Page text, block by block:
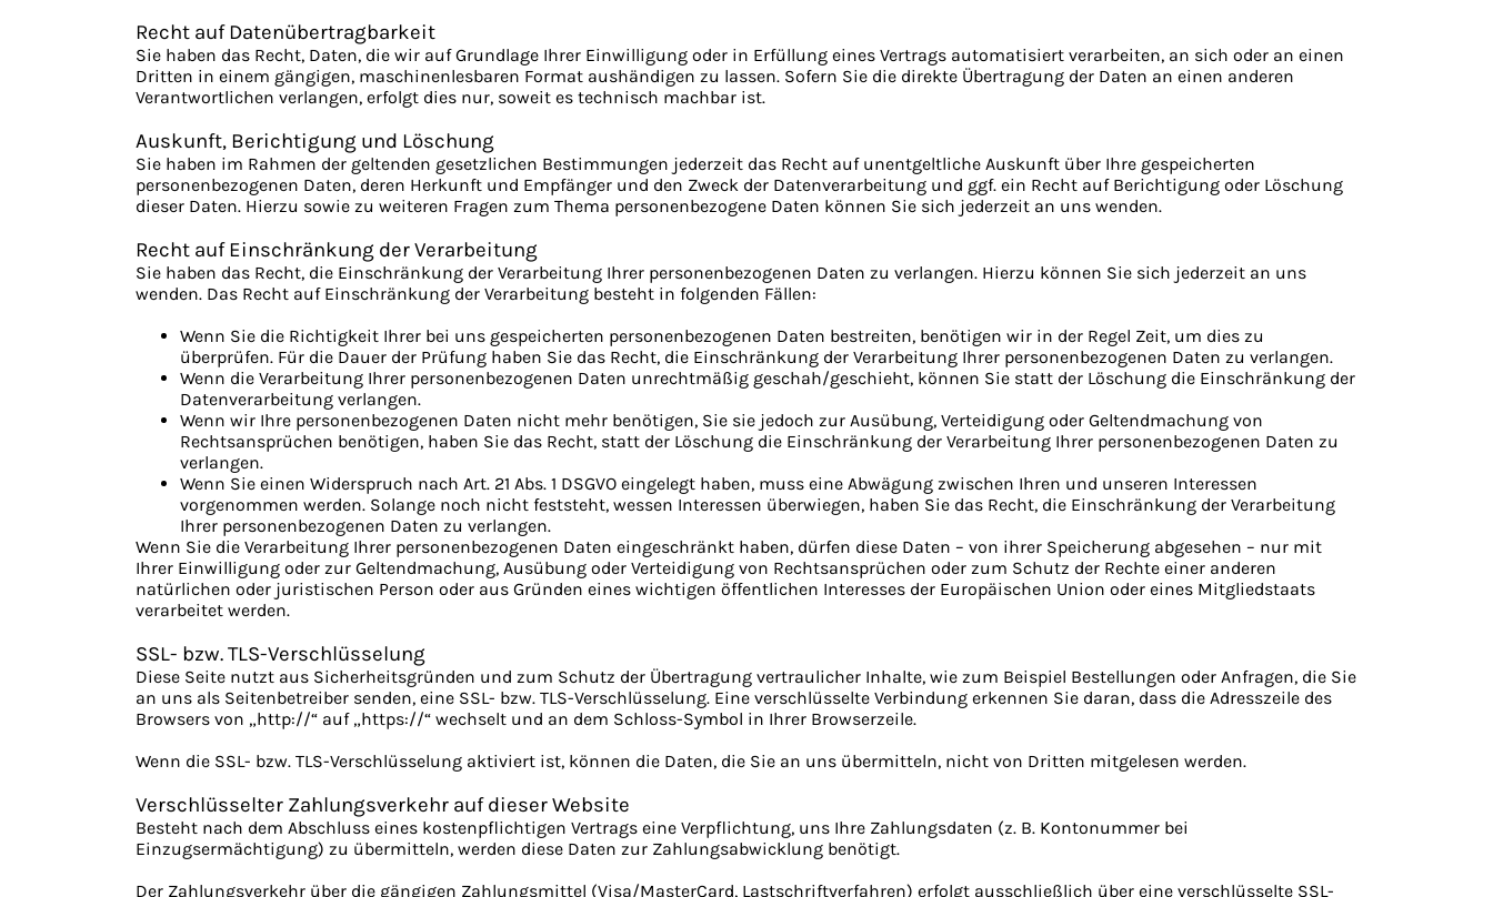
Recht auf Daten­übertrag­barkeit
Sie haben das Recht, Daten, die wir auf Grundlage Ihrer Einwilligung oder in Erfüllung eines Vertrags automatisiert verarbeiten, an sich oder an einen
Dritten in einem gängigen, maschinenlesbaren Format aushändigen zu lassen. Sofern Sie die direkte Übertragung der Daten an einen anderen
Verantwortlichen verlangen, erfolgt dies nur, soweit es technisch machbar ist.
Auskunft, Berichtigung und Löschung
Sie haben im Rahmen der geltenden gesetzlichen Bestimmungen jederzeit das Recht auf unentgeltliche Auskunft über Ihre gespeicherten
personenbezogenen Daten, deren Herkunft und Empfänger und den Zweck der Datenverarbeitung und ggf. ein Recht auf Berichtigung oder Löschung
dieser Daten. Hierzu sowie zu weiteren Fragen zum Thema personenbezogene Daten können Sie sich jederzeit an uns wenden.
Recht auf Einschränkung der Verarbeitung
Sie haben das Recht, die Einschränkung der Verarbeitung Ihrer personenbezogenen Daten zu verlangen. Hierzu können Sie sich jederzeit an uns
wenden. Das Recht auf Einschränkung der Verarbeitung besteht in folgenden Fällen:
Wenn Sie die Richtigkeit Ihrer bei uns gespeicherten personenbezogenen Daten bestreiten, benötigen wir in der Regel Zeit, um dies zu
überprüfen. Für die Dauer der Prüfung haben Sie das Recht, die Einschränkung der Verarbeitung Ihrer personenbezogenen Daten zu verlangen.
Wenn die Verarbeitung Ihrer personenbezogenen Daten unrechtmäßig geschah/geschieht, können Sie statt der Löschung die Einschränkung der
Datenverarbeitung verlangen.
Wenn wir Ihre personenbezogenen Daten nicht mehr benötigen, Sie sie jedoch zur Ausübung, Verteidigung oder Geltendmachung von
Rechtsansprüchen benötigen, haben Sie das Recht, statt der Löschung die Einschränkung der Verarbeitung Ihrer personenbezogenen Daten zu
verlangen.
Wenn Sie einen Widerspruch nach Art. 21 Abs. 1 DSGVO eingelegt haben, muss eine Abwägung zwischen Ihren und unseren Interessen
vorgenommen werden. Solange noch nicht feststeht, wessen Interessen überwiegen, haben Sie das Recht, die Einschränkung der Verarbeitung
Ihrer personenbezogenen Daten zu verlangen.
Wenn Sie die Verarbeitung Ihrer personenbezogenen Daten eingeschränkt haben, dürfen diese Daten – von ihrer Speicherung abgesehen – nur mit
Ihrer Einwilligung oder zur Geltendmachung, Ausübung oder Verteidigung von Rechtsansprüchen oder zum Schutz der Rechte einer anderen
natürlichen oder juristischen Person oder aus Gründen eines wichtigen öffentlichen Interesses der Europäischen Union oder eines Mitgliedstaats
verarbeitet werden.
SSL- bzw. TLS-Verschlüsselung
Diese Seite nutzt aus Sicherheitsgründen und zum Schutz der Übertragung vertraulicher Inhalte, wie zum Beispiel Bestellungen oder Anfragen, die Sie
an uns als Seitenbetreiber senden, eine SSL- bzw. TLS-Verschlüsselung. Eine verschlüsselte Verbindung erkennen Sie daran, dass die Adresszeile des
Browsers von „http://“ auf „https://“ wechselt und an dem Schloss-Symbol in Ihrer Browserzeile.
Wenn die SSL- bzw. TLS-Verschlüsselung aktiviert ist, können die Daten, die Sie an uns übermitteln, nicht von Dritten mitgelesen werden.
Verschlüsselter Zahlungsverkehr auf dieser Website
Besteht nach dem Abschluss eines kostenpflichtigen Vertrags eine Verpflichtung, uns Ihre Zahlungsdaten (z. B. Kontonummer bei
Einzugsermächtigung) zu übermitteln, werden diese Daten zur Zahlungsabwicklung benötigt.
Der Zahlungsverkehr über die gängigen Zahlungsmittel (Visa/MasterCard, Lastschriftverfahren) erfolgt ausschließlich über eine verschlüsselte SSL-